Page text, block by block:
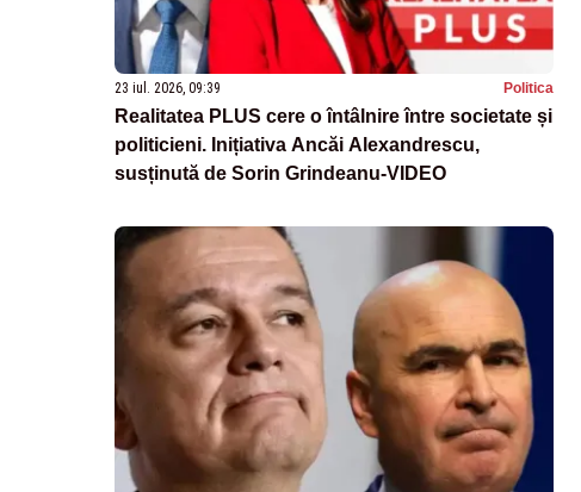
23 iul. 2026, 09:39 Politica
Realitatea PLUS cere o întâlnire între societate și
politicieni. Inițiativa Ancăi Alexandrescu,
susținută de Sorin Grindeanu-VIDEO